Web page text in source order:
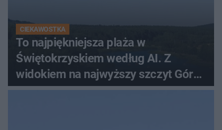
CIEKAWOSTKA
To najpiękniejsza plaża w
Świętokrzyskiem według AI. Z
widokiem na najwyższy szczyt Gór
Świętokrzyskich